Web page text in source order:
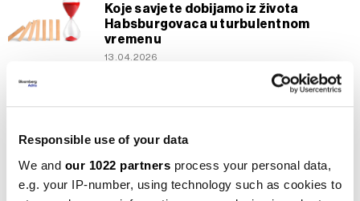
Responsible use of your data
We and our 1022 partners process your personal data,
e.g. your IP-number, using technology such as cookies to
Koje savjete dobijamo iz života
Habsburgovaca u turbulentnom
vremenu
13.04.2026
Reza Pahlavi i ideja monarhije: Nova
prošlošću
15.03.2026
Inspiracija